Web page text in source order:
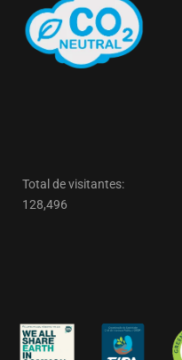
Total de visitantes:
128,496